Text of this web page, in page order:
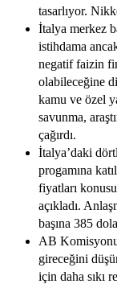
tasarlıyor.
İtalya merkez
istihdama
negatif faizin
olabileceğine
kamu ve özel
savunma,
çağırdı.
İtalya’daki
progamına
fiyatları
açıkladı.
başına 385
AB Komisyonu
gireceğini
için daha sıkı